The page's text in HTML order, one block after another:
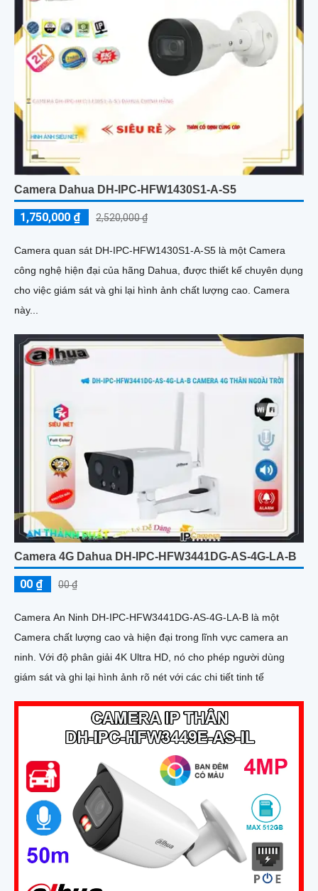
Camera Dahua DH-IPC-HFW1430S1-A-S5
1,750,000 ₫ 2,520,000 ₫
Camera quan sát DH-IPC-HFW1430S1-A-S5 là một Camera
công nghệ hiện đại của hãng Dahua, được thiết kế chuyên dụng
cho việc giám sát và ghi lại hình ảnh chất lượng cao. Camera
này...
Camera 4G Dahua DH-IPC-HFW3441DG-AS-4G-LA-B
00 ₫ 00 ₫
Camera An Ninh DH-IPC-HFW3441DG-AS-4G-LA-B là một
Camera chất lượng cao và hiện đại trong lĩnh vực camera an
ninh. Với độ phân giải 4K Ultra HD, nó cho phép người dùng
giám sát và ghi lại hình ảnh rõ nét với các chi tiết tinh tế